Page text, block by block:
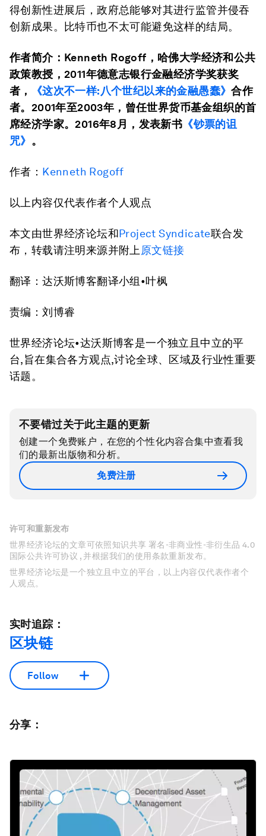
得创新性进展后，政府总能够对其进行监管并侵吞
创新成果。比特币也不太可能避免这样的结局。
作者简介： Kenneth Rogoff，哈佛大学经济和公共
政策教授，2011年德意志银行金融经济学奖获奖
者，
《这次不一样:八个世纪以来的金融愚蠢》合作
者。2001年至2003年，曾任世界货币基金组织的首
席经济学家。2016年8月，发表新书 《钞票的诅
咒》 。
作者： Kenneth Rogoff
以上内容仅代表作者个人观点
本文由世界经济论坛和Project Syndicate联合发
布，转载请注明来源并附上 原文链接
翻译：达沃斯博客翻译小组•叶枫
责编：刘博睿
世界经济论坛•达沃斯博客是一个独立且中立的平
台,旨在集合各方观点,讨论全球、区域及行业性重要
话题。
不要错过关于此主题的更新
创建一个免费账户，在您的个性化内容合集中查看我
们的最新出版物和分析。
免费注册
许可和重新发布
世界经济论坛的文章可依照知识共享 署名-非商业性-非衍生品 4.0
国际公共许可协议 , 并根据我们的使用条款重新发布。
世界经济论坛是一个独立且中立的平台，以上内容仅代表作者个
人观点。
实时追踪：
区块链
Follow
分享：